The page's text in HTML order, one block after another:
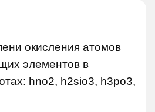
окисления атомов
элементов в
hno2, h2sio3, h3po3,